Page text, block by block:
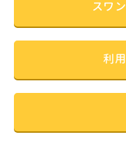
スワ
利